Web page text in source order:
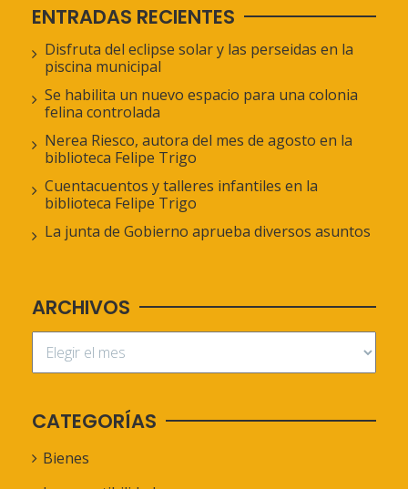
ENTRADAS RECIENTES
Disfruta del eclipse solar y las perseidas en la
piscina municipal
Se habilita un nuevo espacio para una colonia
felina controlada
Nerea Riesco, autora del mes de agosto en la
biblioteca Felipe Trigo
Cuentacuentos y talleres infantiles en la
biblioteca Felipe Trigo
La junta de Gobierno aprueba diversos asuntos
ARCHIVOS
CATEGORÍAS
Bienes